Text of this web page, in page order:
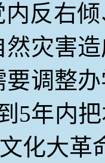
内反右
灾害
要调整
5年内
化大革